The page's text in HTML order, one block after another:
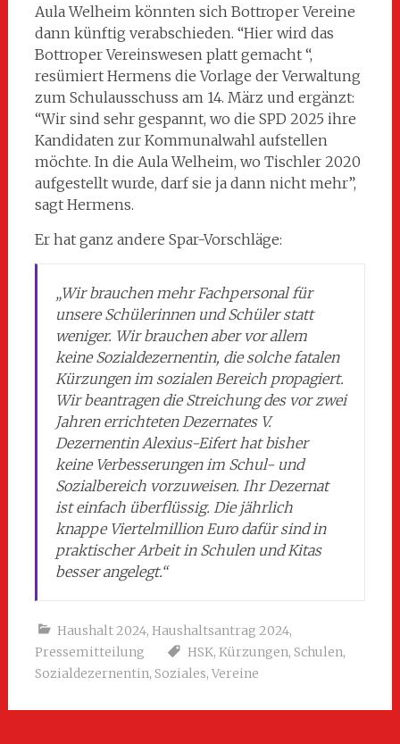
Aula Welheim könnten sich Bottroper Vereine
dann künftig verabschieden. “Hier wird das
Bottroper Vereinswesen platt gemacht “,
resümiert Hermens die Vorlage der Verwaltung
zum Schulausschuss am 14. März und ergänzt:
“Wir sind sehr gespannt, wo die SPD 2025 ihre
Kandidaten zur Kommunalwahl aufstellen
möchte. In die Aula Welheim, wo Tischler 2020
aufgestellt wurde, darf sie ja dann nicht mehr”,
sagt Hermens.
Er hat ganz andere Spar-Vorschläge:
„Wir brauchen mehr Fachpersonal für
unsere Schülerinnen und Schüler statt
weniger. Wir brauchen aber vor allem
keine Sozialdezernentin, die solche fatalen
Kürzungen im sozialen Bereich propagiert.
Wir beantragen die Streichung des vor zwei
Jahren errichteten Dezernates V.
Dezernentin Alexius-Eifert hat bisher
keine Verbesserungen im Schul- und
Sozialbereich vorzuweisen. Ihr Dezernat
ist einfach überflüssig. Die jährlich
knappe Viertelmillion Euro dafür sind in
praktischer Arbeit in Schulen und Kitas
besser angelegt.“
Haushalt 2024, Haushaltsantrag 2024,
Pressemitteilung
HSK, Kürzungen, Schulen,
Sozialdezernentin, Soziales, Vereine